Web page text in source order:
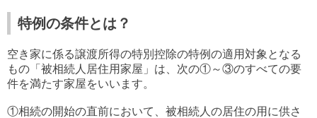
特例の条件とは？
空き家に係る譲渡所得の特別控除の特例の適用対象となる
もの「被相続人居住用家屋」は、次の①～③のすべての要
件を満たす家屋をいいます。
①相続の開始の直前において、被相続人の居住の用に供さ